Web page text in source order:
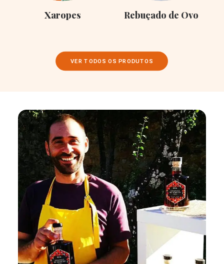
Xaropes Rebuçado de Ovo
VER TODOS OS PRODUTOS